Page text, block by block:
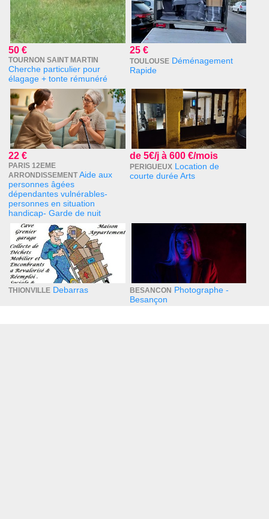
50 €
TOURNON SAINT MARTIN
Cherche particulier pour
élagage + tonte rémunéré
25 €
TOULOUSE Déménagement
Rapide
22 €
PARIS 12EME
ARRONDISSEMENT Aide aux
personnes âgées
dépendantes vulnérables-
personnes en situation
handicap- Garde de nuit
de 5€/j à 600 €/mois
PERIGUEUX Location de
courte durée Arts
THIONVILLE Debarras BESANCON Photographe -
Besançon